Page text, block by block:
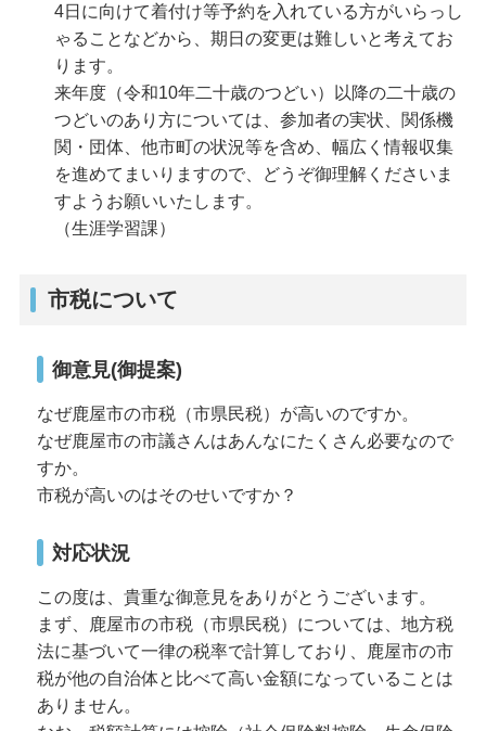
4日に向けて着付け等予約を入れている方がいらっし
ゃることなどから、期日の変更は難しいと考えてお
ります。
来年度（令和10年二十歳のつどい）以降の二十歳の
つどいのあり方については、参加者の実状、関係機
関・団体、他市町の状況等を含め、幅広く情報収集
を進めてまいりますので、どうぞ御理解くださいま
すようお願いいたします。
（生涯学習課）
市税について
御意見(御提案)
なぜ鹿屋市の市税（市県民税）が高いのですか。
なぜ鹿屋市の市議さんはあんなにたくさん必要なので
すか。
市税が高いのはそのせいですか？
対応状況
この度は、貴重な御意見をありがとうございます。
まず、鹿屋市の市税（市県民税）については、地方税
法に基づいて一律の税率で計算しており、鹿屋市の市
税が他の自治体と比べて高い金額になっていることは
ありません。